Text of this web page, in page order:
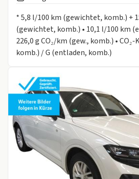
* 5,8 l/100 km (gewichtet, komb.) +
(gewichtet, komb.) • 10,1 l/100 km
226,0 g CO₂/km (gew., komb.) • CO₂-
komb.) / G (entladen, komb.)